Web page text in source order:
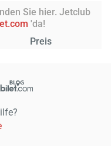
Sie hier. Jetclub
'da!
Preis